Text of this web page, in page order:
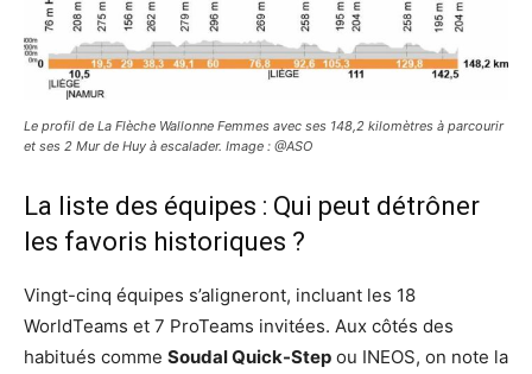
Le profil de La Flèche Wallonne Femmes avec ses 148,2 kilomètres à parcourir
et ses 2 Mur de Huy à escalader. Image : @ASO
La liste des équipes : Qui peut détrôner
les favoris historiques ?
Vingt-cinq équipes s’aligneront, incluant les 18
WorldTeams et 7 ProTeams invitées. Aux côtés des
habitués comme Soudal Quick-Step ou INEOS, on note la